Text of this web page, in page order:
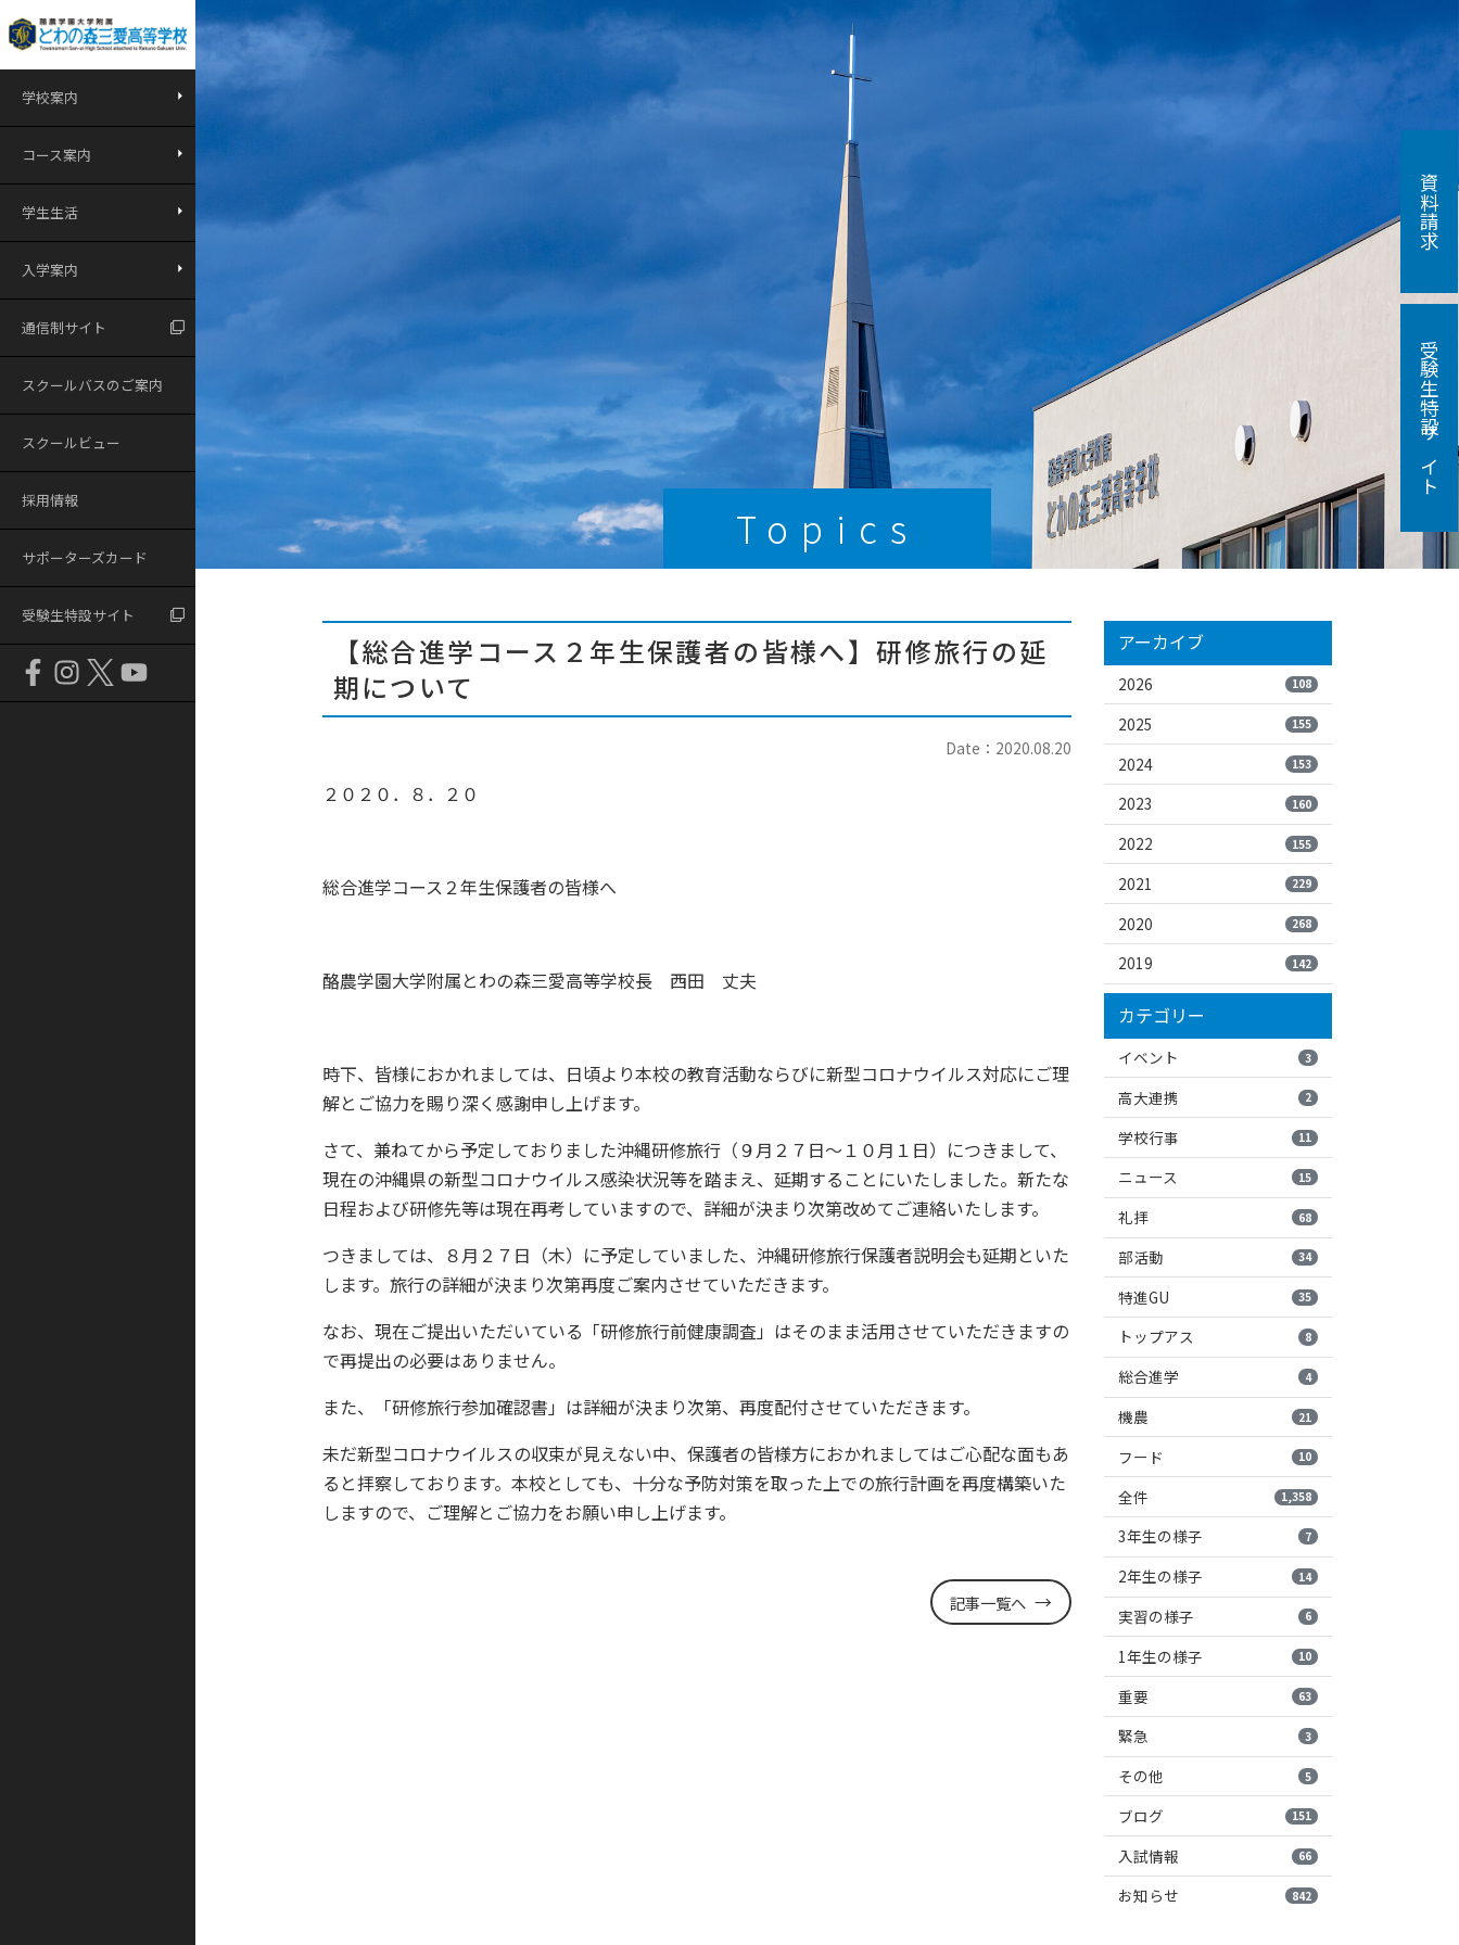
学校案内
コース案内
学生生活
入学案内
通信制サイト
スクールバスのご案内
スクールビュー
採用情報
サポーターズカード
受験生特設サイト
Topics
【総合進学コース２年生保護者の皆様へ】研修旅行の延
期について
Date：2020.08.20
２０２０．８．２０
総合進学コース２年生保護者の皆様へ
酪農学園大学附属とわの森三愛高等学校長 西田 丈夫
時下、皆様におかれましては、日頃より本校の教育活動ならびに新型コロナウイルス対応にご理
解とご協力を賜り深く感謝申し上げます。
さて、兼ねてから予定しておりました沖縄研修旅行（９月２７日～１０月１日）につきまして、
現在の沖縄県の新型コロナウイルス感染状況等を踏まえ、延期することにいたしました。新たな
日程および研修先等は現在再考していますので、詳細が決まり次第改めてご連絡いたします。
つきましては、８月２７日（木）に予定していました、沖縄研修旅行保護者説明会も延期といた
します。旅行の詳細が決まり次第再度ご案内させていただきます。
なお、現在ご提出いただいている「研修旅行前健康調査」はそのまま活用させていただきますの
で再提出の必要はありません。
また、「研修旅行参加確認書」は詳細が決まり次第、再度配付させていただきます。
未だ新型コロナウイルスの収束が見えない中、保護者の皆様方におかれましてはご心配な面もあ
ると拝察しております。本校としても、十分な予防対策を取った上での旅行計画を再度構築いた
しますので、ご理解とご協力をお願い申し上げます。
記事一覧へ
アーカイブ
2026 108
2025 155
2024 153
2023 160
2022 155
2021 229
2020 268
2019 142
カテゴリー
イベント 3
高大連携 2
学校行事 11
ニュース 15
礼拝 68
部活動 34
特進GU 35
トップアス 8
総合進学 4
機農 21
フード 10
全件 1,358
3年生の様子 7
2年生の様子 14
実習の様子 6
1年生の様子 10
重要 63
緊急 3
その他 5
ブログ 151
入試情報 66
お知らせ 842
資料請求
受験生特設サイト